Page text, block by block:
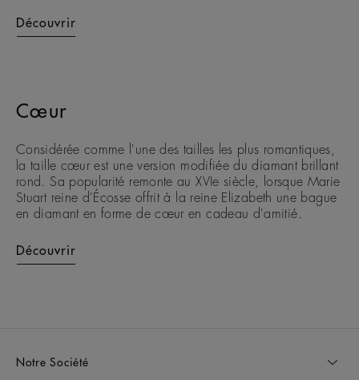
Découvrir
Cœur
Considérée comme l'une des tailles les plus romantiques,
la taille cœur est une version modifiée du diamant brillant
rond. Sa popularité remonte au XVIe siècle, lorsque Marie
Stuart reine d'Écosse offrit à la reine Elizabeth une bague
en diamant en forme de cœur en cadeau d'amitié.
Découvrir
Notre Société